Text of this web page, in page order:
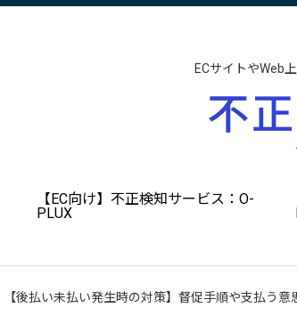
ECサイトやWeb
【EC向け】不正検知サービス：O-
PLUX
【後払い未払い発生時の対策】督促手順や支払う